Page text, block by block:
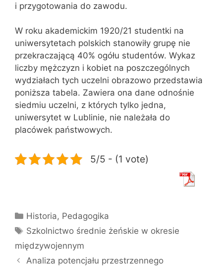
i przygotowania do zawodu.
W roku akademickim 1920/21 studentki na
uniwersytetach polskich stanowiły grupę nie
przekraczającą 40% ogółu studentów. Wykaz
liczby mężczyzn i kobiet na poszczególnych
wydziałach tych uczelni obrazowo przedstawia
poniższa tabela. Zawiera ona dane odnośnie
siedmiu uczelni, z których tylko jedna,
uniwersytet w Lublinie, nie należała do
placówek państwowych.
5/5 - (1 vote)
Kategorie
Historia, Pedagogika
Tagi
Szkolnictwo średnie żeńskie w okresie
międzywojennym
Analiza potencjału przestrzennego